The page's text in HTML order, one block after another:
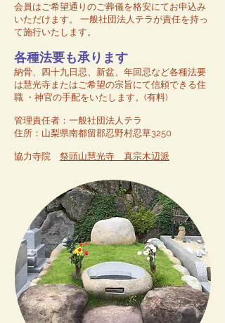
会員はご希望通りのご葬儀を格安にてお申込み
いただけます。 一般社団法人テラが責任を持っ
て施行いたします。
各種法要も承ります
納骨、四十九日忌、新盆、年回忌など各種法要
は慧光寺またはご希望の宗旨にて信頼できる住
職 ・神官の手配をいたします。(有料)
管理責任者：一般社団法人テラ
住所：山梨県南都留郡忍野村忍草3250
協力寺院 祭頭山慧光寺 真宗木辺派